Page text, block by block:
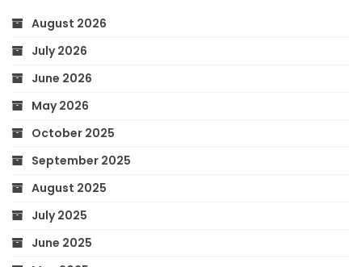
August 2026
July 2026
June 2026
May 2026
October 2025
September 2025
August 2025
July 2025
June 2025